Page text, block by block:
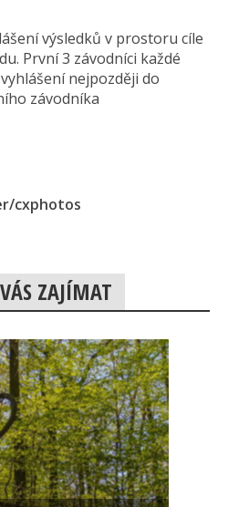
výsledků v prostoru cíle
První 3 závodníci každé
nejpozději do
závodníka
cxphotos
ZAJÍMAT